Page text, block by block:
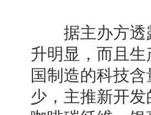
据主办方透露
升明显，而且
国制造的科技
少，主推新开